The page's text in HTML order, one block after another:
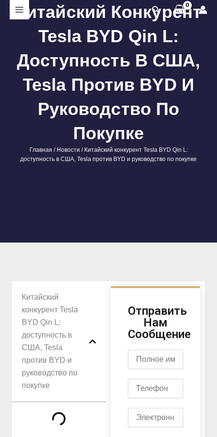
Перейти
содержимому
Поиск
Китайский Конкурент
Tesla BYD Qin L:
Доступность В США,
Tesla Против BYD И
Руководство По
Покупке
Главная / Новости / Китайский конкурент Tesla BYD Qin L:
доступность в США, Tesla против BYD и руководство по покупке
Китайский
конкурент Tesla
BYD Qin L:
доступность в
США, Tesla
против BYD и
руководство по
покупке
Отправить
Нам
Сообщение
имя
почта